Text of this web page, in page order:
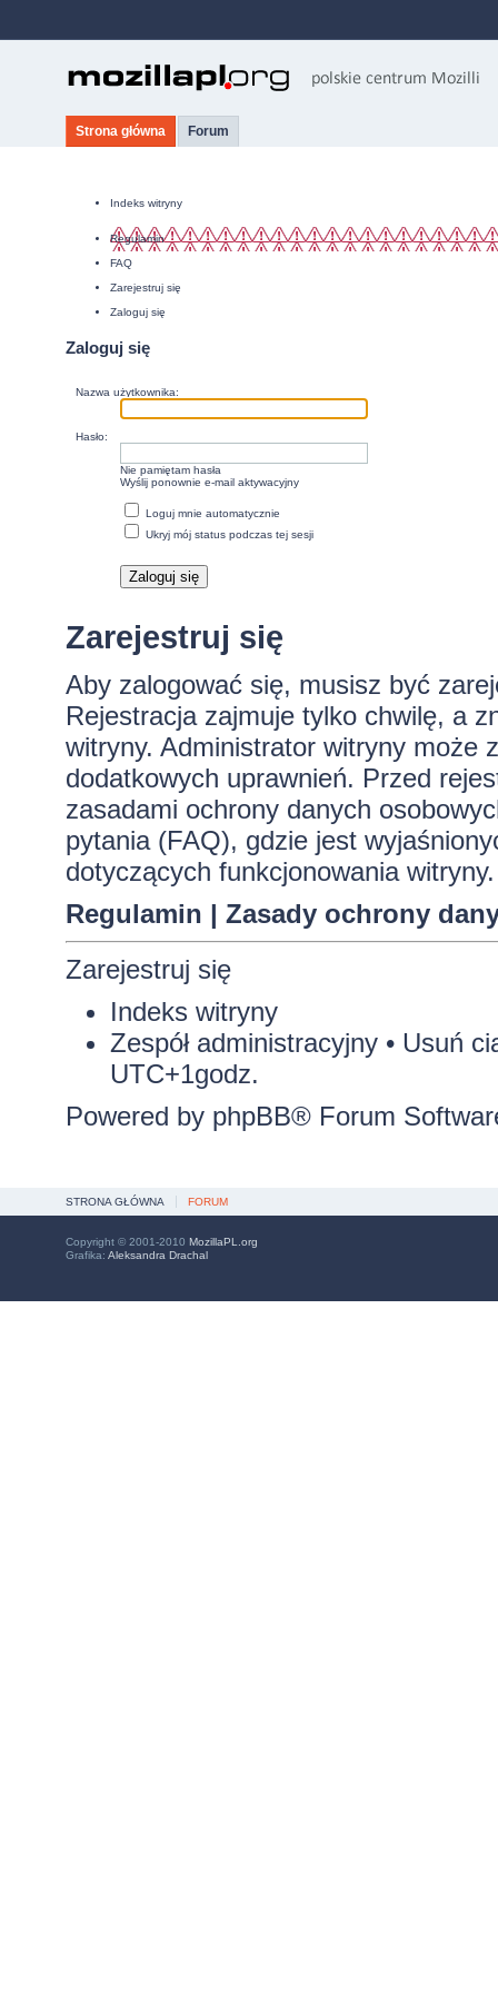
Strona główna Forum
Indeks witryny
Regulamin
FAQ
Zarejestruj się
Zaloguj się
Zaloguj się
Nazwa użytkownika:
Hasło:
Nie pamiętam hasła
Wyślij ponownie e-mail aktywacyjny
Loguj mnie automatycznie
Ukryj mój status podczas tej sesji
Zarejestruj się
Aby zalogować się, musisz być
Rejestracja zajmuje tylko chwilę, a
witryny. Administrator witryny może
dodatkowych uprawnień. Przed
zasadami ochrony danych
pytania (FAQ), gdzie jest
dotyczących funkcjonowania witryny.
Regulamin | Zasady ochrony
Zarejestruj się
Indeks witryny
Zespół administracyjny• Usuń
UTC+1godz.
Powered by phpBB® Forum
STRONA GŁÓWNA FORUM
Copyright © 2001-2010 MozillaPL.org
Grafika: Aleksandra Drachal